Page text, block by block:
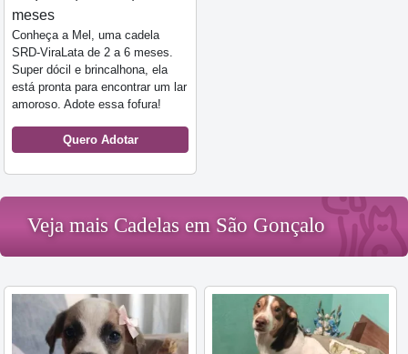
meses
Conheça a Mel, uma cadela
SRD-ViraLata de 2 a 6 meses.
Super dócil e brincalhona, ela
está pronta para encontrar um lar
amoroso. Adote essa fofura!
Quero Adotar
Veja mais Cadelas em São Gonçalo